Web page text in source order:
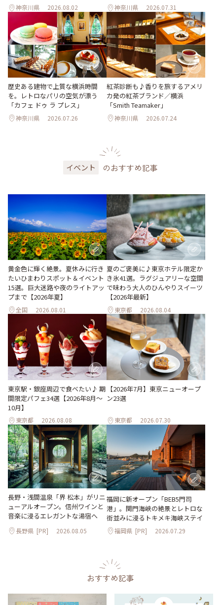
神奈川県 2026.08.02 神奈川県 2026.07.31
歴史ある建物で上質な横浜時間
を。レトロなパリの空気が漂う
「カフェ ドゥ ラ プレス」
神奈川県 2026.07.26
紅茶診断も♪香りを旅するアメリ
カ発の紅茶ブランド／横浜
「Smith Teamaker」
神奈川県 2026.07.24
イベント のおすすめ記事
黄金色に輝く絶景。夏休みに行き
たいひまわりスポット＆イベント
15選。巨大迷路や夜のライトアッ
プまで【2026年夏】
全国 2026.08.01
夏のご褒美に♪東京ホテル限定か
き氷41選。ラグジュアリーな空間
で味わう大人のひんやりスイーツ
【2026年最新】
東京都 2026.08.04
東京駅・銀座周辺で食べたい♪ 期
間限定パフェ34選【2026年8月～
10月】
東京都 2026.08.08
【2026年7月】東京ニューオープ
ン23選
東京都 2026.07.30
長野・浅間温泉「界 松本」がリニ
ューアルオープン。信州ワインと
音楽に浸るエレガントな湯宿へ
長野県 [PR] 2026.08.05
福岡に新オープン「BEB5門司
港」。関門海峡の絶景とレトロな
街並みに浸るトキメキ海峡ステイ
福岡県 [PR] 2026.07.29
おすすめ記事